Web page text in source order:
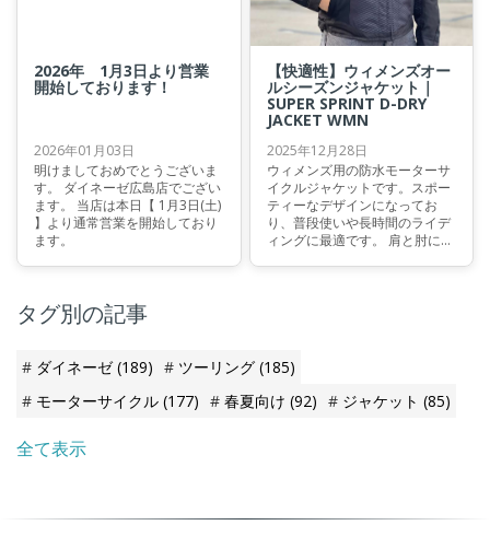
2026年 1月3日より営業
開始しております！
2026年01月03日
明けましておめでとうございま
す。 ダイネーゼ広島店でござい
ます。 当店は本日【 1月3日(土)
】より通常営業を開始しており
ます。
【快適性】ウィメンズオー
ルシーズンジャケット｜
SUPER SPRINT D-DRY
JACKET WMN
2025年12月28日
ウィメンズ用の防水モーターサ
イクルジャケットです。スポー
ティーなデザインになってお
り、普段使いや長時間のライデ
ィングに最適です。 肩と肘に
タグ別の記事
ダイネーゼ(189) ツーリング (185)
モーターサイクル (177) 春夏向け (92) ジャケット (85)
全て表示